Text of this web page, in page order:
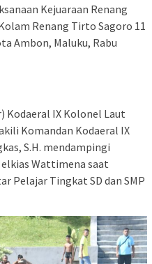
Kejuaraan Renang
Renang Tirto Sagoro 11
Ambon, Maluku, Rabu
Kodaeral IX Kolonel Laut
Komandan Kodaeral IX
S.H. mendampingi
Wattimena saat
Pelajar Tingkat SD dan SMP